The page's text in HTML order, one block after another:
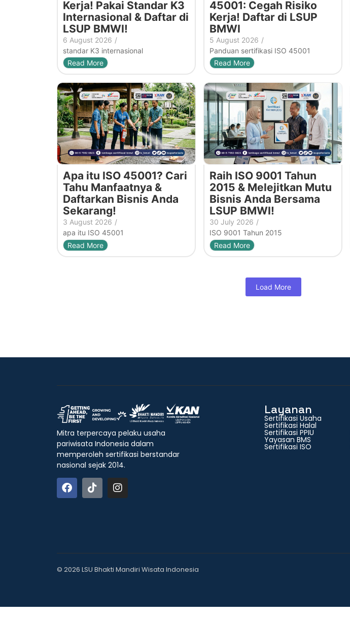
Kerja! Pakai Standar K3
Internasional & Daftar di
LSUP BMWI!
6 August 2026 /
standar K3 internasional
Read More
45001: Cegah Risiko
Kerja! Daftar di LSUP
BMWI
5 August 2026 /
Panduan sertifikasi ISO 45001
Read More
Apa itu ISO 45001? Cari
Tahu Manfaatnya &
Daftarkan Bisnis Anda
Sekarang!
3 August 2026 /
apa itu ISO 45001
Read More
Raih ISO 9001 Tahun
2015 & Melejitkan Mutu
Bisnis Anda Bersama
LSUP BMWI!
30 July 2026 /
ISO 9001 Tahun 2015
Read More
Load More
Mitra terpercaya pelaku usaha
pariwisata Indonesia dalam
memperoleh sertifikasi berstandar
nasional sejak 2014.
Layanan
Sertifikasi Usaha
Sertifikasi Halal
Sertifikasi PPIU
Yayasan BMS
Sertifikasi ISO
© 2026 LSU Bhakti Mandiri Wisata Indonesia